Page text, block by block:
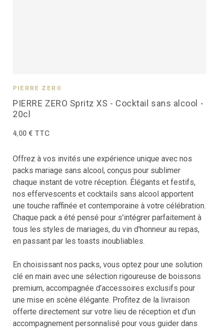
PIERRE ZERO Spritz XS - Cocktail sans alcool -
20cl
PIERRE ZÉRO
4,00 € TTC
Offrez à vos invités une expérience unique avec nos
packs mariage sans alcool, conçus pour sublimer
chaque instant de votre réception. Élégants et festifs,
nos effervescents et cocktails sans alcool apportent
une touche raffinée et contemporaine à votre célébration.
Chaque pack a été pensé pour s'intégrer parfaitement à
tous les styles de mariages, du vin d'honneur au repas,
en passant par les toasts inoubliables.
En choisissant nos packs, vous optez pour une solution
clé en main avec une sélection rigoureuse de boissons
premium, accompagnée d’accessoires exclusifs pour
une mise en scène élégante. Profitez de la livraison
offerte directement sur votre lieu de réception et d’un
accompagnement personnalisé pour vous guider dans